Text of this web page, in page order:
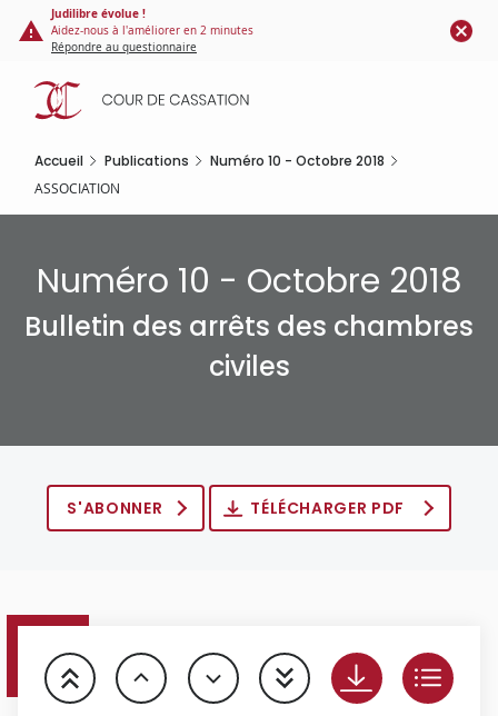
Panneau de gestion des cookies
contenu
principal
Judilibre évolue !
Aidez-nous à l'améliorer en 2 minutes
Répondre au questionnaire
Accueil Publications Numéro 10 - Octobre 2018
ASSOCIATION
Numéro 10 - Octobre 2018
Bulletin des arrêts des chambres
civiles
S'ABONNER TÉLÉCHARGER PDF